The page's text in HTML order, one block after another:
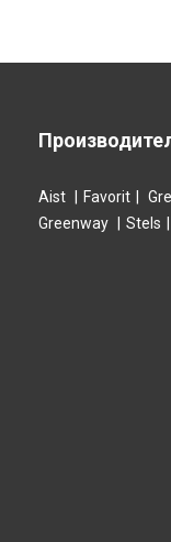
Aist Favorit
Greenway
Stels